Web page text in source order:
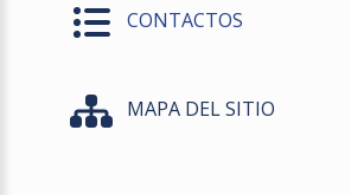
CONTACTOS
MAPA DEL SITIO